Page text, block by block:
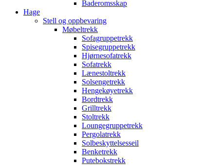
Baderomsskap
Hage
Stell og oppbevaring
Møbeltrekk
Sofagruppetrekk
Spisegruppetrekk
Hjørnesofatrekk
Sofatrekk
Lænestoltrekk
Solsengetrekk
Hengekøyetrekk
Bordtrekk
Grilltrekk
Stoltrekk
Loungegruppetrekk
Pergolatrekk
Solbeskyttelsesseil
Benketrekk
Putebokstrekk